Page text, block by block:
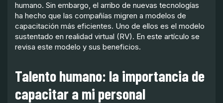
humano. Sin embargo, el arribo de nuevas tecnologías
ha hecho que las compañías migren a modelos de
capacitación más eficientes. Uno de ellos es el modelo
sustentado en realidad virtual (RV). En este artículo se
revisa este modelo y sus beneficios.
Talento humano: la importancia de
capacitar a mi personal